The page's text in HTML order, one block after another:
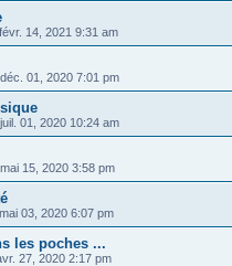
14, 2021 9:31 am
01, 2020 7:01 pm
01, 2020 10:24 am
15, 2020 3:58 pm
03, 2020 6:07 pm
les poches ...
27, 2020 2:17 pm